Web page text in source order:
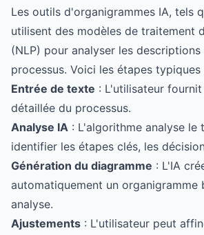
Les outils d'organigrammes IA, tels
utilisent des modèles de traitement
(NLP) pour analyser les
processus. Voici les étapes typiques
Entrée de texte : L'utilisateur
détaillée du processus.
Analyse IA : L'algorithme analyse le
identifier les étapes clés, les
Génération du diagramme : L'IA
automatiquement un organigramme
analyse.
Ajustements : L'utilisateur peut